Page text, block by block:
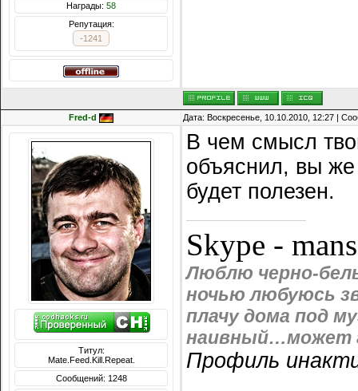
Награды: 58
Репутация:
-1241
Fred-d Дата: Воскресенье, 10.10.2010, 12:27 |
Титул:
Mate.Feed.Kill.Repeat.
Сообщений: 1248
В чем смысл
объяснил, вы
будет полезен.
Skype -
Люблю черно-
ночью любуюсь
плачу дома под
наивный…может
Профиль